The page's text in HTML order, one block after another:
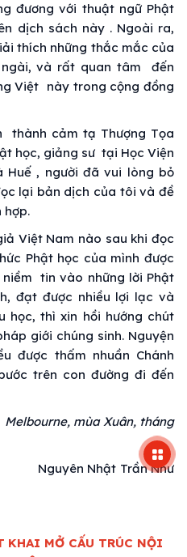
đương với thuật ngữ Phật
dịch sách này . Ngoài ra,
thích những thắc mắc của
và rất quan tâm đến
Việt này trong cộng đồng
cảm tạ Thượng Tọa
học, giảng sư tại Học Viện
Huế , người đãvui lòng bỏ
lại bản dịch của tôi và đề
hợp.
Việt Nam nào sau khi đọc
Phật học của mình được
niềm tin vào những lời Phật
, đạt được nhiều lợi lạc và
học, thì xin hồi hướng chút
giới chúng sinh. Nguyện
được thấm nhuần Chánh
trên con đường đi đến
Melbourne, mùa Xuân, tháng
Trần Như
KHAI MỞ CẤU TRÚC NỘI